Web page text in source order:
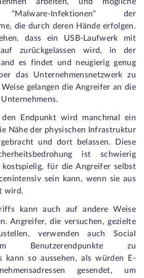
"Malware-Infektionen" der
die durch deren Hände erfolgen.
dass ein USB-Laufwerk mit
zurückgelassen wird, in der
es findet und neugierig genug
das Unternehmensnetzwerk zu
gelangen die Angreifer an die
Endpunkt wird manchmal ein
Nähe der physischen Infrastruktur
und dort belassen. Diese
ist schwierig
kostspielig, für die Angreifer selbst
sein kann, wenn sie aus
wird.
kann auch auf andere Weise
Angreifer, die versuchen, gezielte
verwenden auch Social
Benutzerendpunkte zu
kann so aussehen, als würden E-
gesendet, um